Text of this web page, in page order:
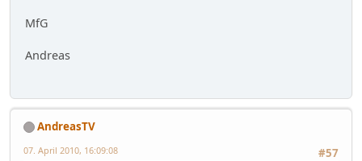
MfG
Andreas
AndreasTV
#57
07. April 2010, 16:09:08